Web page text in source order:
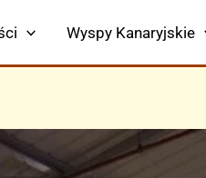
Wyspy Kanaryjskie